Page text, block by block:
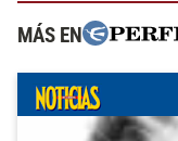
MÁS EN